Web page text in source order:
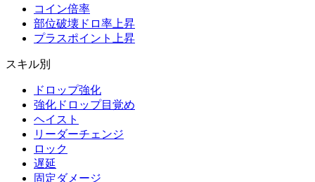
コイン倍率
部位破壊ドロ率上昇
プラスポイント上昇
スキル別
ドロップ強化
強化ドロップ目覚め
ヘイスト
リーダーチェンジ
ロック
遅延
固定ダメージ